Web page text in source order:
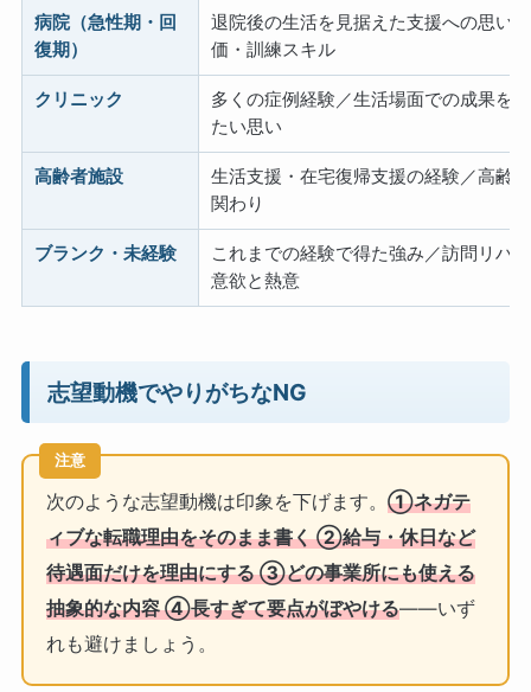
病院（急性期・回
復期）
退院後の生活を見据えた支援への思い
価・訓練スキル
クリニック
多くの症例経験／生活場面での成果を
たい思い
高齢者施設
生活支援・在宅復帰支援の経験／高齢
関わり
ブランク・未経験
これまでの経験で得た強み／訪問リハ
意欲と熱意
志望動機でやりがちなNG
注意
次のような志望動機は印象を下げます。 ①ネガテ
ィブな転職理由をそのまま書く ②給与・休日など
待遇面だけを理由にする ③どの事業所にも使える
抽象的な内容 ④長すぎて要点がぼやける——いず
れも避けましょう。